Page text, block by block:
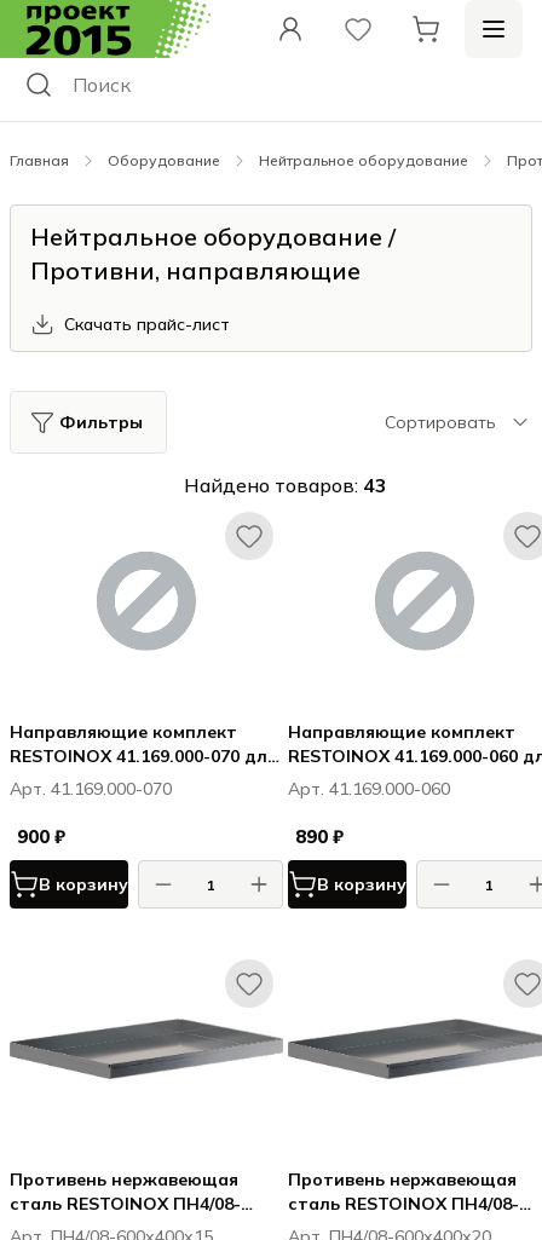
Главная Оборудование Нейтральное оборудование
Нейтральное оборудование /
Противни, направляющие
Скачать прайс-лист
Фильтры Сортировать
Найдено товаров: 43
Направляющие комплект
RESTOINOX 41.169.000-070 для
хол столов GN
Арт. 41.169.000-070
900 ₽
В корзину
Направляющие комплект
RESTOINOX 41.169.000-060
хол столов SN
Арт. 41.169.000-060
890 ₽
В корзину
Противень нержавеющая
сталь RESTOINOX ПН4/08-
600х400х15
Противень нержавеющая
сталь RESTOINOX ПН4/08-
600х400х20